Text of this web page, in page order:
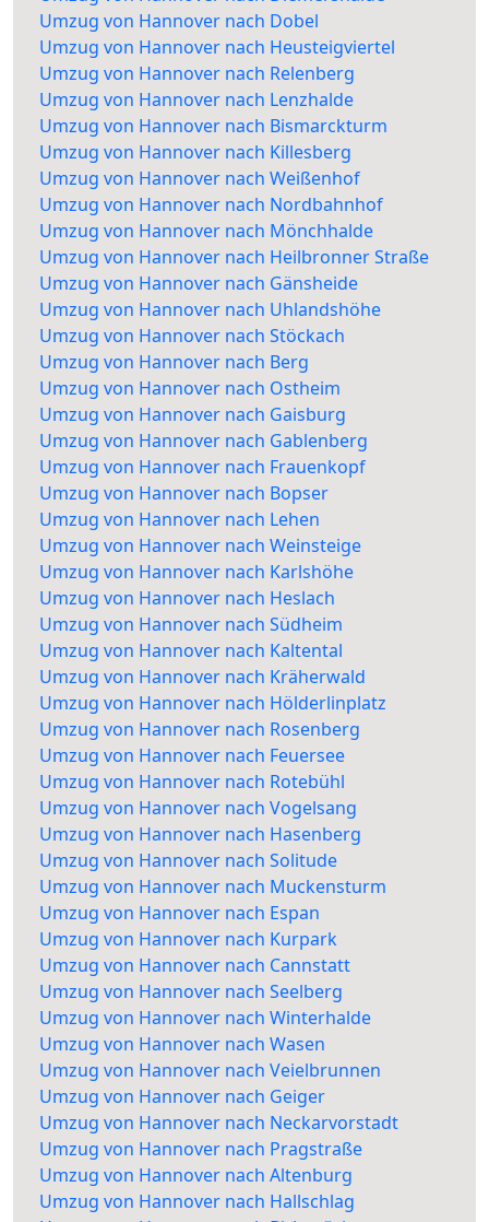
Umzug von Hannover nach Dobel
Umzug von Hannover nach Heusteigviertel
Umzug von Hannover nach Relenberg
Umzug von Hannover nach Lenzhalde
Umzug von Hannover nach Bismarckturm
Umzug von Hannover nach Killesberg
Umzug von Hannover nach Weißenhof
Umzug von Hannover nach Nordbahnhof
Umzug von Hannover nach Mönchhalde
Umzug von Hannover nach Heilbronner Straße
Umzug von Hannover nach Gänsheide
Umzug von Hannover nach Uhlandshöhe
Umzug von Hannover nach Stöckach
Umzug von Hannover nach Berg
Umzug von Hannover nach Ostheim
Umzug von Hannover nach Gaisburg
Umzug von Hannover nach Gablenberg
Umzug von Hannover nach Frauenkopf
Umzug von Hannover nach Bopser
Umzug von Hannover nach Lehen
Umzug von Hannover nach Weinsteige
Umzug von Hannover nach Karlshöhe
Umzug von Hannover nach Heslach
Umzug von Hannover nach Südheim
Umzug von Hannover nach Kaltental
Umzug von Hannover nach Kräherwald
Umzug von Hannover nach Hölderlinplatz
Umzug von Hannover nach Rosenberg
Umzug von Hannover nach Feuersee
Umzug von Hannover nach Rotebühl
Umzug von Hannover nach Vogelsang
Umzug von Hannover nach Hasenberg
Umzug von Hannover nach Solitude
Umzug von Hannover nach Muckensturm
Umzug von Hannover nach Espan
Umzug von Hannover nach Kurpark
Umzug von Hannover nach Cannstatt
Umzug von Hannover nach Seelberg
Umzug von Hannover nach Winterhalde
Umzug von Hannover nach Wasen
Umzug von Hannover nach Veielbrunnen
Umzug von Hannover nach Geiger
Umzug von Hannover nach Neckarvorstadt
Umzug von Hannover nach Pragstraße
Umzug von Hannover nach Altenburg
Umzug von Hannover nach Hallschlag